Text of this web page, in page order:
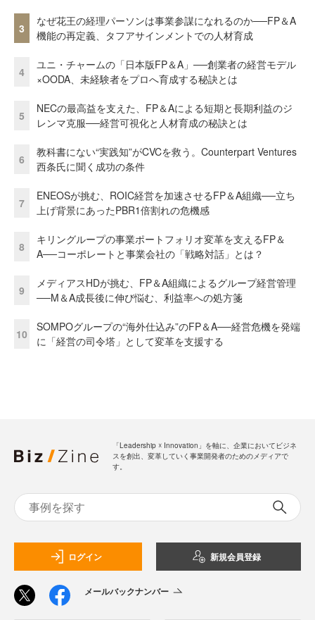
3
なぜ花王の経理パーソンは事業参謀になれるのか──FP＆A
機能の再定義、タフアサインメントでの人材育成
4
ユニ・チャームの「日本版FP＆A」──創業者の経営モデル
×OODA、未経験者をプロへ育成する秘訣とは
5
NECの最高益を支えた、FP＆Aによる短期と長期利益のジ
レンマ克服──経営可視化と人材育成の秘訣とは
6
教科書にない“実践知”がCVCを救う。Counterpart Ventures
西条氏に聞く成功の条件
7
ENEOSが挑む、ROIC経営を加速させるFP＆A組織──立ち
上げ背景にあったPBR1倍割れの危機感
8
キリングループの事業ポートフォリオ変革を支えるFP＆
A──コーポレートと事業会社の「戦略対話」とは？
9
メディアスHDが挑む、FP＆A組織によるグループ経営管理
──M＆A成長後に伸び悩む、利益率への処方箋
10
SOMPOグループの“海外仕込み”のFP＆A──経営危機を発端
に「経営の司令塔」として変革を支援する
「Leadership ☓ Innovation」を軸に、企業においてビジネ
スを創出、変革していく事業開発者のためのメディアで
す。
ログイン 新規会員登録
メールバックナンバー